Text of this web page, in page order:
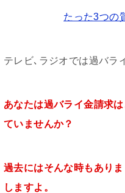
たった3つの
テレビ､ラジオでは過バラ
あなたは過バライ金請求
ていませんか？
過去にはそんな時もあり
しますよ。